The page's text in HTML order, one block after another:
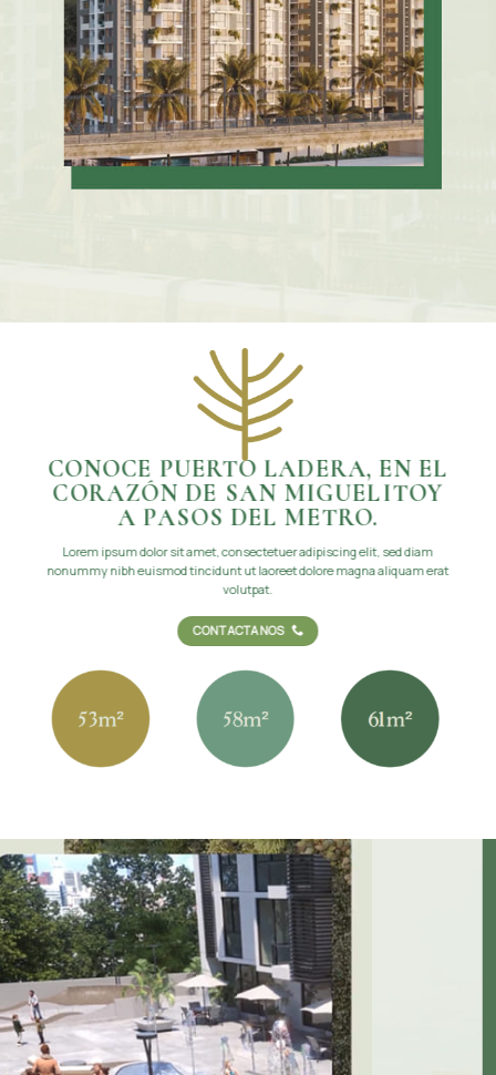
CONOCE PUERTO LADERA, EN EL
CORAZÓN DE SAN MIGUELITOY
A PASOS DEL METRO.
Lorem ipsum dolor sit amet, consectetuer adipiscing elit, sed diam
nonummy nibh euismod tincidunt ut laoreet dolore magna aliquam erat
volutpat.
CONTACTANOS